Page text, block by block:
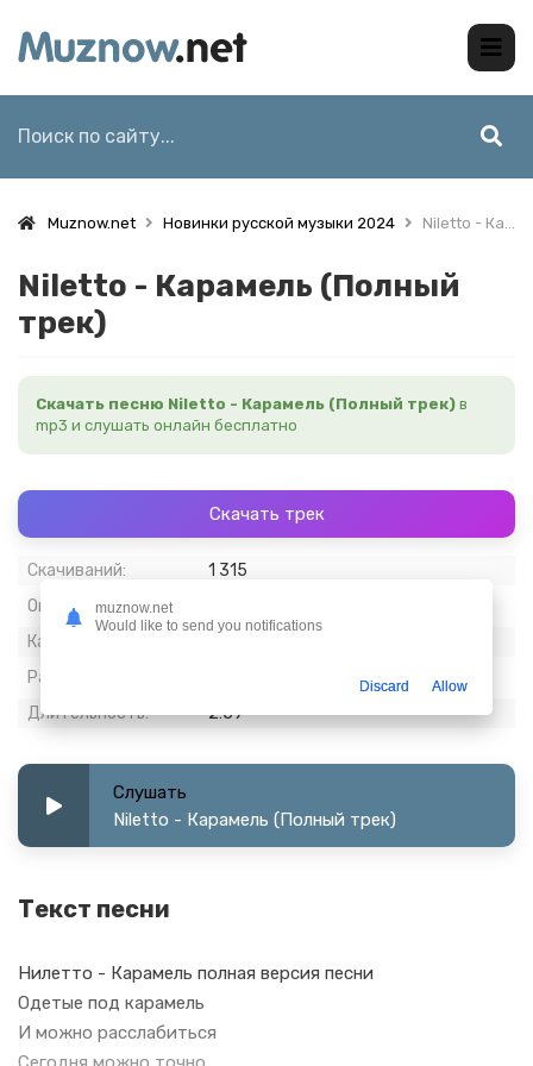
Muznow.net Новинки русской музыки 2024 Niletto - Карамель (Полный трек)
Niletto - Карамель (Полный
трек)
Скачать песню Niletto - Карамель (Полный трек) в
mp3 и слушать онлайн бесплатно
Скачать трек
Скачиваний:
1 315
Опубликовано:
Качество:
Размер:
Длительность:
2:59
Слушать
Niletto - Карамель (Полный трек)
Текст песни
Нилетто - Карамель полная версия песни
Одетые под карамель
И можно расслабиться
muznow.net
Would like to send you notifications
Discard Allow